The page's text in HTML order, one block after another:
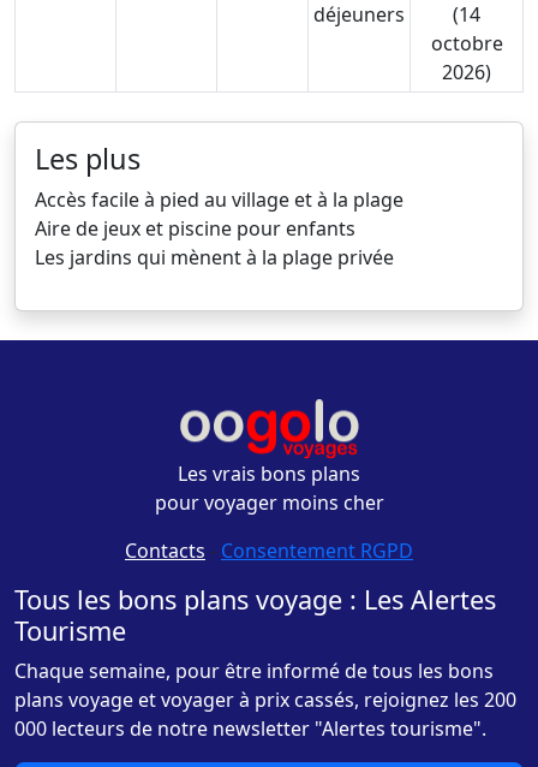
déjeuners
(14
octobre
2026)
Les plus
Accès facile à pied au village et à la plage
Aire de jeux et piscine pour enfants
Les jardins qui mènent à la plage privée
Les vrais bons plans
pour voyager moins cher
Contacts - Consentement RGPD
Tous les bons plans voyage : Les Alertes
Tourisme
Chaque semaine, pour être informé de tous les bons
plans voyage et voyager à prix cassés, rejoignez les 200
000 lecteurs de notre newsletter "Alertes tourisme".